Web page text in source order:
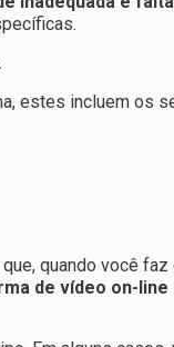
estes incluem os
quando você faz
de vídeo on-line